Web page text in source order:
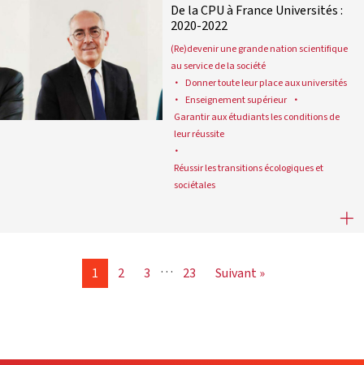
De la CPU à France Universités :
2020-2022
(Re)devenir une grande nation scientifique
au service de la société
Donner toute leur place aux universités
Enseignement supérieur
Garantir aux étudiants les conditions de
leur réussite
Réussir les transitions écologiques et
sociétales
De la CPU à France Universités :
1 2 3 … 23 Suivant »